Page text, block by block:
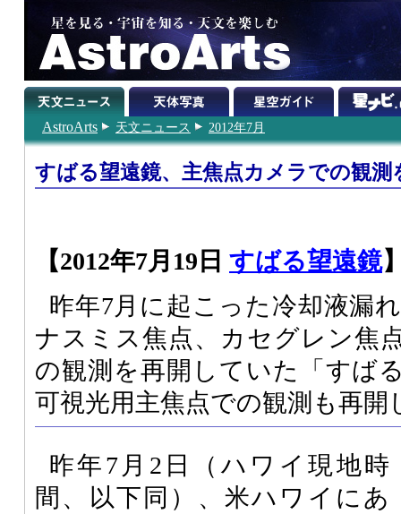
AstroArts 天文ニュース 2012年7月
すばる望遠鏡、主焦点カメラでの観測
【2012年7月19日 すばる望遠鏡
昨年7月に起こった冷却液漏
ナスミス焦点、カセグレン焦
の観測を再開していた「すば
可視光用主焦点での観測も再開
昨年7月2日（ハワイ現地時
間、以下同）、米ハワイにあ